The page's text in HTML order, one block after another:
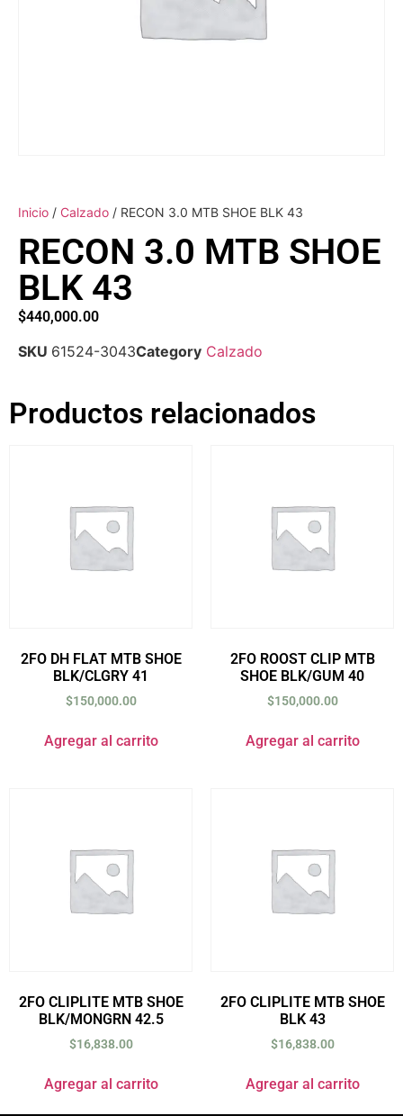
Inicio / Calzado / RECON 3.0 MTB SHOE BLK 43
RECON 3.0 MTB SHOE
BLK 43
$440,000.00
SKU 61524-3043Category Calzado
Productos relacionados
2FO DH FLAT MTB SHOE
BLK/CLGRY 41
$150,000.00
Agregar al carrito
2FO ROOST CLIP MTB
SHOE BLK/GUM 40
$150,000.00
Agregar al carrito
2FO CLIPLITE MTB SHOE
BLK/MONGRN 42.5
$16,838.00
Agregar al carrito
2FO CLIPLITE MTB SHOE
BLK 43
$16,838.00
Agregar al carrito